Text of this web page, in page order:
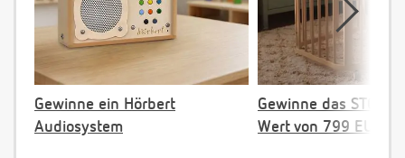
Gewinne ein Hörbert
Audiosystem
Gewinne das
Wert von 799 EUR